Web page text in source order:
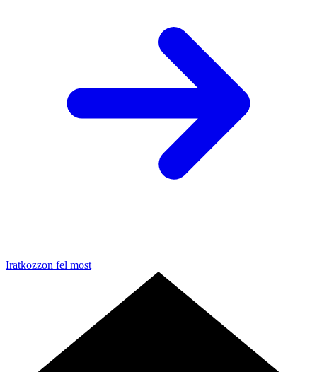
Iratkozzon fel most